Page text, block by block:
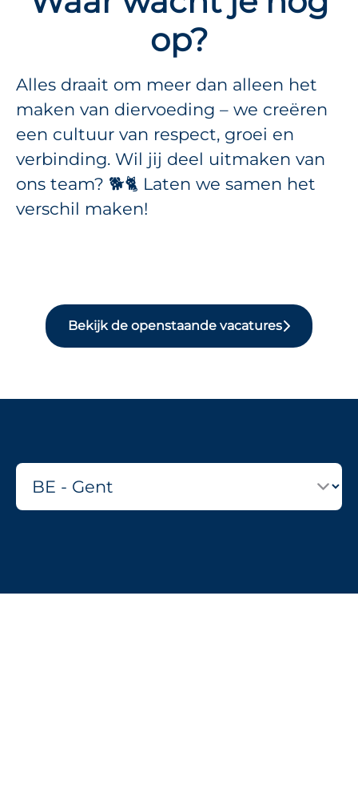
op?
Alles draait om meer dan alleen het
maken van diervoeding – we creëren
een cultuur van respect, groei en
verbinding. Wil jij deel uitmaken van
ons team? 🐕🐈 Laten we samen het
verschil maken!
Bekijk de openstaande vacatures